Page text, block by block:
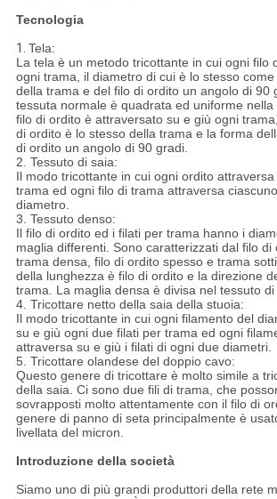
Tecnologia
1. Tela:
La tela è un metodo tricottante in cui ogni filo
ogni trama, il diametro di cui è lo stesso
della trama e del filo di ordito un angolo di 90
tessuta normale è quadrata ed uniforme
filo di ordito è attraversato su e giù ogni
di ordito è lo stesso della trama e la forma
di ordito un angolo di 90 gradi.
2. Tessuto di saia:
Il modo tricottante in cui ogni ordito
trama ed ogni filo di trama attraversa
diametro.
3. Tessuto denso:
Il filo di ordito ed i filati per trama hanno i
maglia differenti. Sono caratterizzati dal filo di
trama densa, filo di ordito spesso e trama
della lunghezza è filo di ordito e la direzione
trama. La maglia densa è divisa nel tessuto
4. Tricottare netto della saia della stuoia:
Il modo tricottante in cui ogni filamento del
su e giù ogni due filati per trama ed ogni
attraversa su e giù i filati di ogni due diametri.
5. Tricottare olandese del doppio cavo:
Questo genere di tricottare è molto simile a
della saia. Ci sono due fili di trama, che
sovrapposti molto attentamente con il filo di
genere di panno di seta principalmente è
livellata del micron.
Introduzione della società
Siamo uno di più grandi produttori della rete